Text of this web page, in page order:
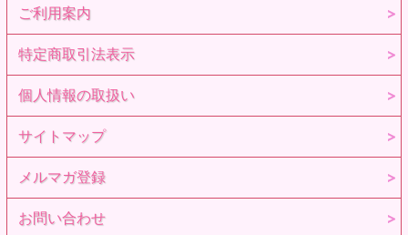
ご利用案内
特定商取引法表示
個人情報の取扱い
サイトマップ
メルマガ登録
お問い合わせ